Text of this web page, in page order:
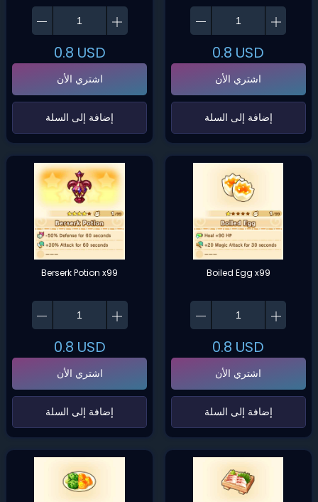
0.8 USD
اشتري الأن
‌إضافة إلى السلة‌
0.8 USD
اشتري الأن
‌إضافة إلى السلة‌
Berserk Potion x99
0.8 USD
اشتري الأن
‌إضافة إلى السلة‌
Boiled Egg x99
0.8 USD
اشتري الأن
‌إضافة إلى السلة‌